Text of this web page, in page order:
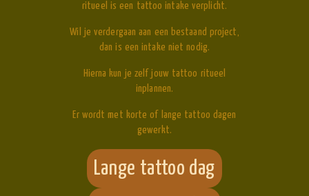
ritueel is een tattoo intake verplicht.
Wil je verdergaan aan een bestaand project,
dan is een intake niet nodig.
Hierna kun je zelf jouw tattoo ritueel
inplannen.
Er wordt met korte of lange tattoo dagen
gewerkt.
Lange tattoo dag